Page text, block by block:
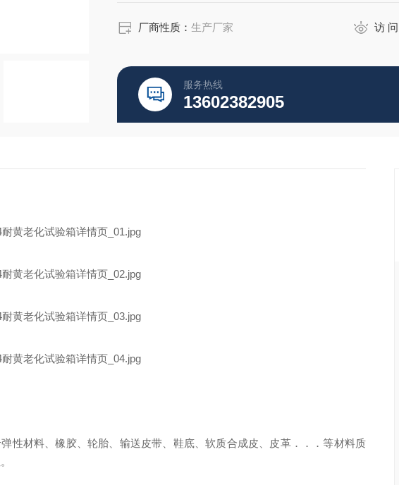
厂商性质：生产厂家 访 问
服务热线
13602382905
弹性材料、橡胶、轮胎、输送皮带、鞋底、软质合成皮、皮革．．．等材料质